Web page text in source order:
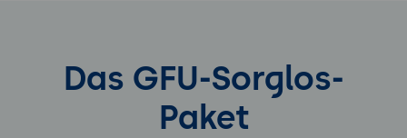
Das GFU-Sorglos-
Paket